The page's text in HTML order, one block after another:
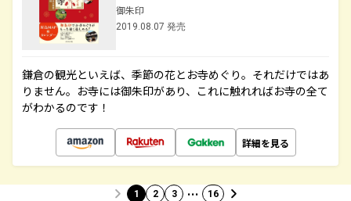
御朱印
2019.08.07 発売
鎌倉の観光といえば、季節の花とお寺めぐり。それだけではあ
りません。お寺には御朱印があり、これに触れればお寺の全て
がわかるのです！
詳細を見る
1 2 3 … 16